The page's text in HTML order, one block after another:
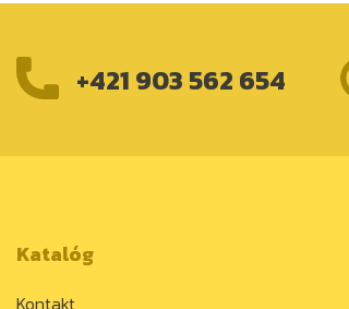
+421 903 562 654
Katalóg
Kontakt